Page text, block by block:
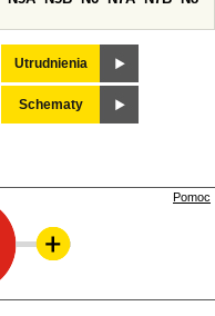
Utrudnienia
Schematy
Pomoc